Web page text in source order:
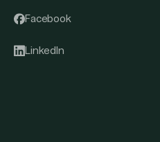
Facebook
LinkedIn